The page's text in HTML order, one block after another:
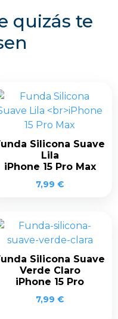
quizás te
Silicona Suave
Lila
iPhone 15 Pro Max
7,99 €
Silicona Suave
Verde Claro
iPhone 15 Pro
7,99 €